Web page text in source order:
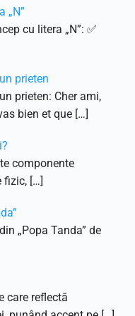
„N”
cu litera „N”: ✅
prieten
prieten: Cher ami,
bien et que […]
componente
fizic, […]
„Popa Tanda” de
care reflectă